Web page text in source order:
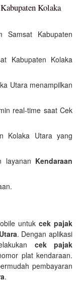
Kolaka
Samsat Kabupaten
Kabupaten Kolaka
Utara menampilkan
real-time saat Cek
Kolaka Utara yang
layanan Kendaraan
untuk cek pajak
. Dengan aplikasi
cek pajak
plat kendaraan.
pembayaran
.